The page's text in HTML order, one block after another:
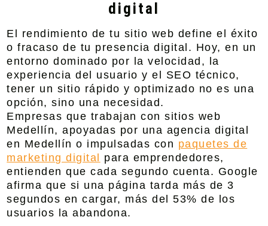
digital
El rendimiento de tu sitio web define el éxito
o fracaso de tu presencia digital. Hoy, en un
entorno dominado por la velocidad, la
experiencia del usuario y el SEO técnico,
tener un sitio rápido y optimizado no es una
opción, sino una necesidad.
Empresas que trabajan con sitios web
Medellín, apoyadas por una agencia digital
en Medellín o impulsadas con paquetes de
marketing digital
para emprendedores,
entienden que cada segundo cuenta. Google
afirma que si una página tarda más de 3
segundos en cargar, más del 53% de los
usuarios la abandona.